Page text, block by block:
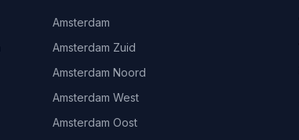
Amsterdam
Amsterdam Zuid
Amsterdam Noord
Amsterdam West
Amsterdam Oost